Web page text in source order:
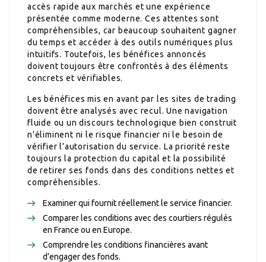
accès rapide aux marchés et une expérience
présentée comme moderne. Ces attentes sont
compréhensibles, car beaucoup souhaitent gagner
du temps et accéder à des outils numériques plus
intuitifs. Toutefois, les bénéfices annoncés
doivent toujours être confrontés à des éléments
concrets et vérifiables.
Les bénéfices mis en avant par les sites de trading
doivent être analysés avec recul. Une navigation
fluide ou un discours technologique bien construit
n’éliminent ni le risque financier ni le besoin de
vérifier l’autorisation du service. La priorité reste
toujours la protection du capital et la possibilité
de retirer ses fonds dans des conditions nettes et
compréhensibles.
Examiner qui fournit réellement le service financier.
Comparer les conditions avec des courtiers régulés
en France ou en Europe.
Comprendre les conditions financières avant
d’engager des fonds.